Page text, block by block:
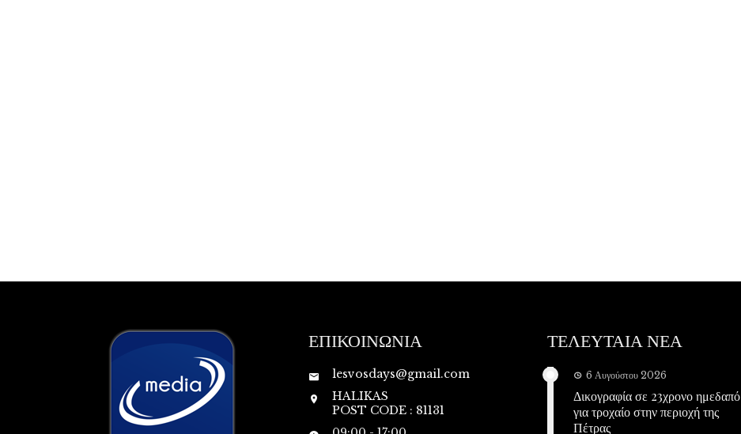
ΕΠΙΚΟΙΝΩΝΙΑ
lesvosdays@gmail.com
HALIKAS
POST CODE : 81131
ΤΕΛΕΥΤΑΙΑ ΝΕΑ
6 Αυγούστου 2026
Δικογραφία σε 23χρονο ημεδαπό
για τροχαίο στην περιοχή της
Πέτρας